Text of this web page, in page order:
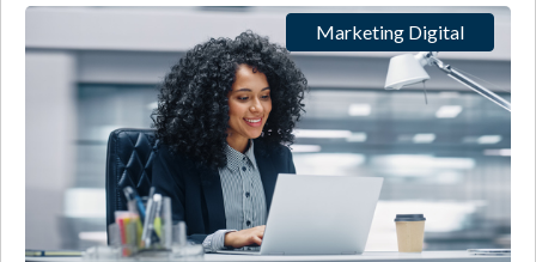
Marketing Digital